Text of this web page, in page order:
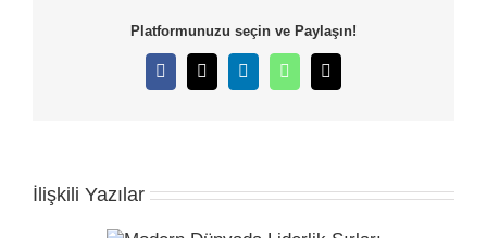
Platformunuzu seçin ve Paylaşın!
Facebook
X LinkedInWhatsApp
E-
posta
İlişkili Yazılar